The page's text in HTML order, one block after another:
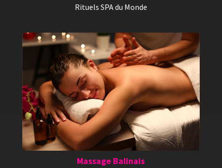
Rituels SPA du Monde
Massage Balinais